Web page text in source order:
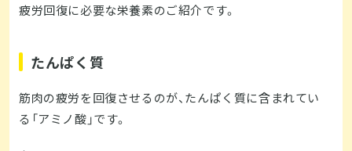
疲労回復に必要な栄養素のご紹介です。
たんぱく質
筋肉の疲労を回復させるのが、たんぱく質に含まれてい
る「アミノ酸」です。